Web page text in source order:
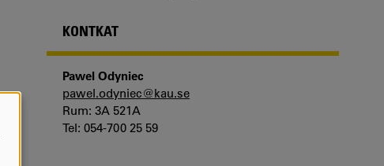
KONTKAT
Pawel Odyniec
pawel.odyniec@kau.se
Rum: 3A 521A
Tel: 054-700 25 59